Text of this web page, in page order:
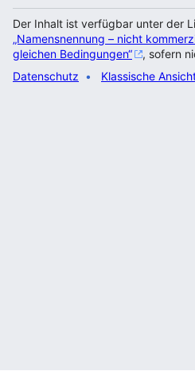
Der Inhalt ist verfügbar unter der
„Namensnennung – nicht
gleichen Bedingungen“
, sofern
Datenschutz
Klassische